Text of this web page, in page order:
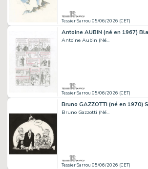
Tessier Sarrou 05/06/2026 (CET)
Antoine Aubin (Né...
Tessier Sarrou 05/06/2026 (CET)
Bruno Gazzotti (Né...
Tessier Sarrou 05/06/2026 (CET)